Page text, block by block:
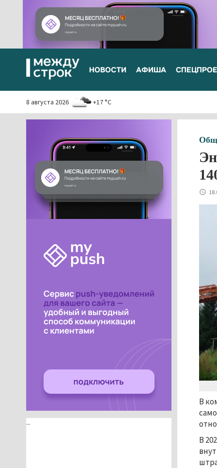
НОВОСТИ АФИША
8 августа 2026 +17 °C
В
В
...